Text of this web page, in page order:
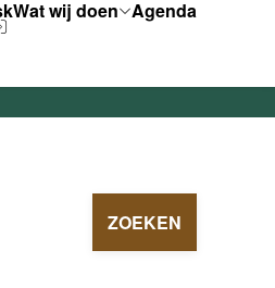
Wat wij doen Agenda
ZOEKEN